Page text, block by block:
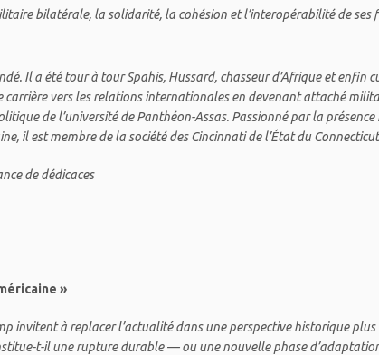
bilatérale, la solidarité, la cohésion et l’interopérabilité de ses
Il a été tour à tour Spahis, Hussard, chasseur d’Afrique et enfin
vers les relations internationales en devenant attaché
de l’université de Panthéon-Assas. Passionné par la
il est membre de la société des Cincinnati de l’État du
de dédicaces
»
invitent à replacer l’actualité dans une perspective historique
t-il une rupture durable — ou une nouvelle phase